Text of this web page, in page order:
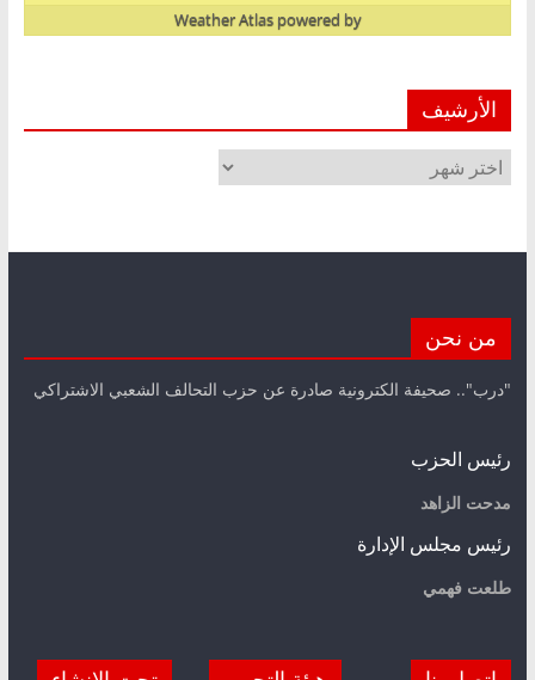
powered by
Weather Atlas
الأرشيف
الأرشيف
من نحن
"درب".. صحيفة الكترونية صادرة عن حزب التحالف الشعبي الاشتراكي
رئيس الحزب
مدحت الزاهد
رئيس مجلس الإدارة
طلعت فهمي